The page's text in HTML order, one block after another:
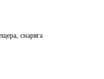
снаряга